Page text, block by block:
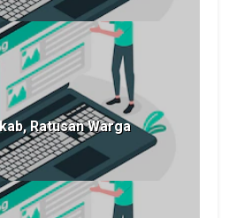
Ratusan Warga